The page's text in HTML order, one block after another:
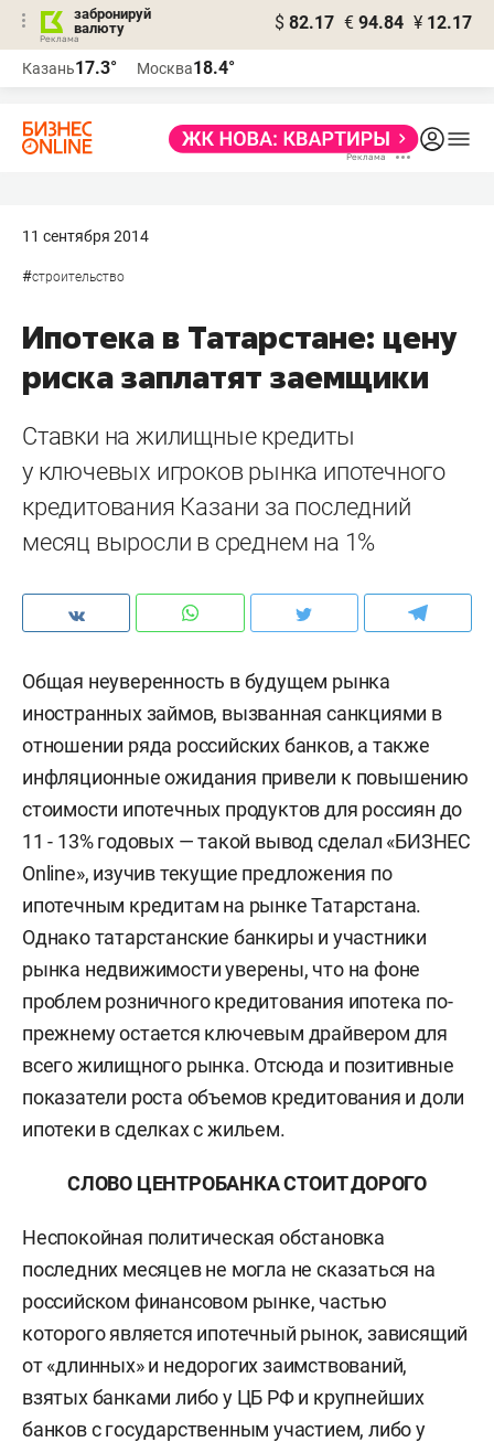
забронируй
валюту
$ 82.17 € 94.84 ¥ 12.17
Казань17.3° Москва18.4°
11 сентября 2014
#строительство
Ипотека в Татарстане: цену
риска заплатят заемщики
Ставки на жилищные кредиты
у ключевых игроков рынка ипотечного
кредитования Казани за последний
месяц выросли в среднем на 1%
Общая неуверенность в будущем рынка
иностранных займов, вызванная санкциями в
отношении ряда российских банков, а также
инфляционные ожидания привели к повышению
стоимости ипотечных продуктов для россиян до
11 - 13% годовых — такой вывод сделал «БИЗНЕС
Online», изучив текущие предложения по
ипотечным кредитам на рынке Татарстана.
Однако татарстанские банкиры и участники
рынка недвижимости уверены, что на фоне
проблем розничного кредитования ипотека по-
прежнему остается ключевым драйвером для
всего жилищного рынка. Отсюда и позитивные
показатели роста объемов кредитования и доли
ипотеки в сделках с жильем.
СЛОВО ЦЕНТРОБАНКА СТОИТ ДОРОГО
Неспокойная политическая обстановка
последних месяцев не могла не сказаться на
российском финансовом рынке, частью
которого является ипотечный рынок, зависящий
от «длинных» и недорогих заимствований,
взятых банками либо у ЦБ РФ и крупнейших
банков с государственным участием, либо у